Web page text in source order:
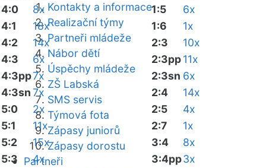
Kontakty a informace
Realizační týmy
Partneři mládeže
Nábor dětí
Úspěchy mládeže
ZŠ Labská
SMS servis
Týmová fota
Zápasy juniorů
Zápasy dorostu
Partneři
4:0
8x
4:1
18x
4:2
14x
4:3
6x
4:3pp7x
4:3sn7x
5:0
2x
5:1
11x
5:2
15x
5:3
4x
1:5
6x
1:6
1x
2:3
10x
2:3pp11x
2:3sn 6x
2:4
14x
2:5
4x
2:7
1x
3:4
8x
3:4pp3x